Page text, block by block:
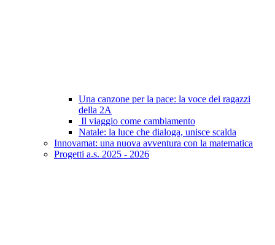
Una canzone per la pace: la voce dei ragazzi
della 2A
Il viaggio come cambiamento
Natale: la luce che dialoga, unisce scalda
Innovamat: una nuova avventura con la matematica
Progetti a.s. 2025 - 2026